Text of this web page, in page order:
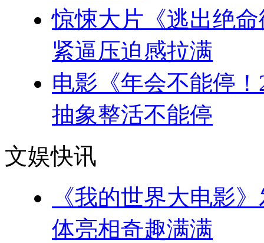
惊悚大片《逃出绝
紧逼压迫感拉满
电影《年会不能停
抽象整活不能停
文娱快讯
《我的世界大电影
体亮相奇趣满满